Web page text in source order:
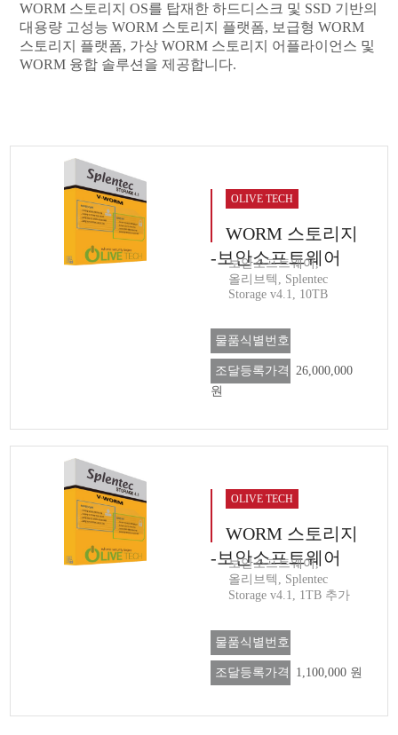
WORM 스토리지 OS를 탑재한 하드디스크 및 SSD 기반의
대용량 고성능 WORM 스토리지 플랫폼, 보급형 WORM
스토리지 플랫폼, 가상 WORM 스토리지 어플라이언스 및
WORM 융합 솔루션을 제공합니다.
OLIVE TECH
WORM 스토리지
-보안소프트웨어
보안소프트웨어,
올리브텍, Splentec
Storage v4.1, 10TB
물품식별번호
조달등록가격
26,000,000
원
OLIVE TECH
WORM 스토리지
-보안소프트웨어
보안소프트웨어,
올리브텍, Splentec
Storage v4.1, 1TB 추가
물품식별번호
조달등록가격 1,100,000 원